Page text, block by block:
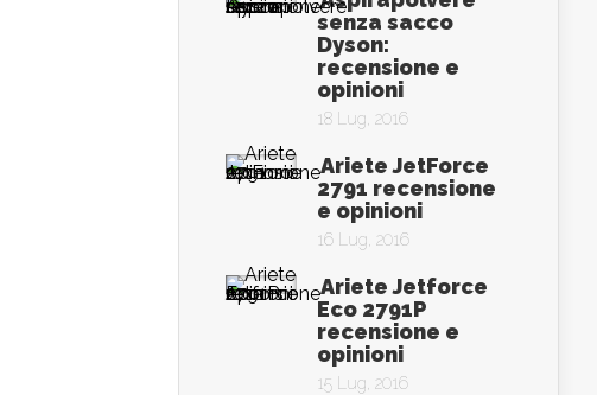
senza sacco
Dyson:
recensione e
opinioni
18 Lug, 2016
Ariete JetForce
2791 recensione
e opinioni
16 Lug, 2016
Ariete Jetforce
Eco 2791P
recensione e
opinioni
15 Lug, 2016